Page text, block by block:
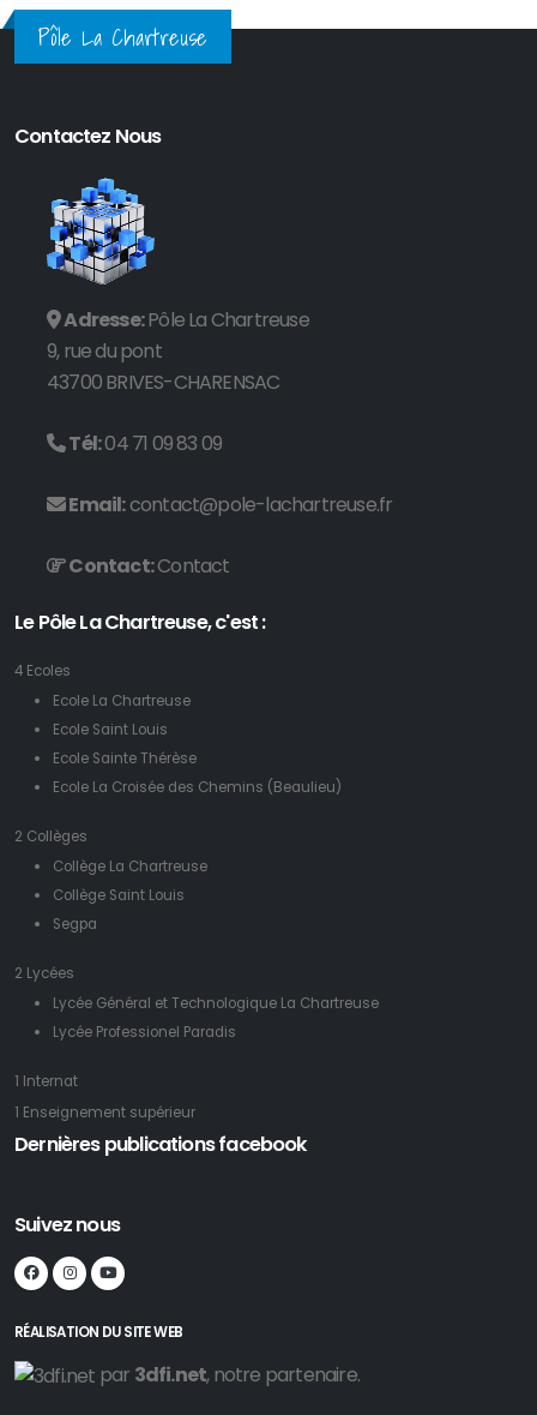
Pôle La Chartreuse
Contactez Nous
Adresse:Pôle La Chartreuse
9, rue du pont
43700 BRIVES-CHARENSAC
Tél:04 71 09 83 09
Email:contact@pole-lachartreuse.fr
Contact:Contact
Le Pôle La Chartreuse, c'est :
4 Ecoles
Ecole La Chartreuse
Ecole Saint Louis
Ecole Sainte Thérèse
Ecole La Croisée des Chemins (Beaulieu)
2 Collèges
Collège La Chartreuse
Collège Saint Louis
Segpa
2 Lycées
Lycée Général et Technologique La Chartreuse
Lycée Professionel Paradis
1 Internat
1 Enseignement supérieur
Dernières publications facebook
Suivez nous
RÉALISATION DU SITE WEB
par 3dfi.net, notre partenaire.